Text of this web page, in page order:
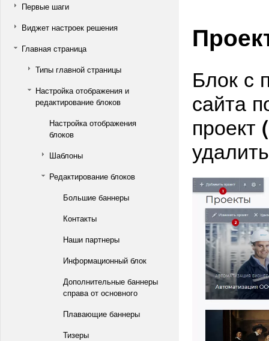
Первые шаги
Виджет настроек решения
Главная страница
Типы главной страницы
Настройка отображения и
редактирование блоков
Настройка отображения
блоков
Шаблоны
Редактирование блоков
Большие баннеры
Контакты
Наши партнеры
Информационный блок
Дополнительные баннеры
справа от основного
Плавающие баннеры
Тизеры
Блок с
сайта
проект